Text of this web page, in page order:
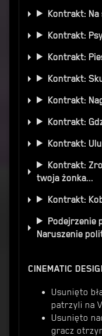
Kontrakt: Na
Kontrakt:
Kontrakt:
Kontrakt:
Kontrakt:
Kontrakt:
Kontrakt:
Kontrakt:
twoja żonka...
Kontrakt:
Podejrzenie
Naruszenie
CINEMATIC
Usunięto
patrzyli na
Usunięto
gracz